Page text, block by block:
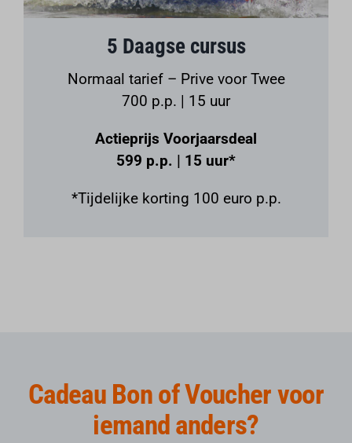
5 Daagse cursus
Normaal tarief – Prive voor Twee
700 p.p. | 15 uur
Actieprijs Voorjaarsdeal
599 p.p. | 15 uur*
*Tijdelijke korting 100 euro p.p.
Cadeau Bon of Voucher voor
iemand anders?